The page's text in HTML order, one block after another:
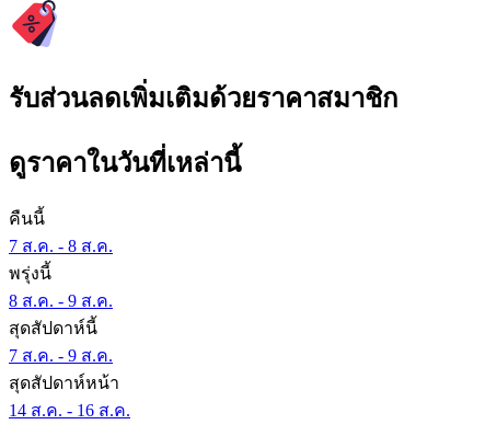
รับส่วนลดเพิ่มเติมด้วยราคาสมาชิก
ดูราคาในวันที่เหล่านี้
คืนนี้
7 ส.ค. - 8 ส.ค.
พรุ่งนี้
8 ส.ค. - 9 ส.ค.
สุดสัปดาห์นี้
7 ส.ค. - 9 ส.ค.
สุดสัปดาห์หน้า
14 ส.ค. - 16 ส.ค.